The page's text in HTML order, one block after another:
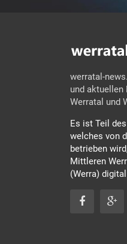
werratal-
und aktuellen
Werratal und
Es ist Teil
welches von
betrieben
Mittleren
(Werra)